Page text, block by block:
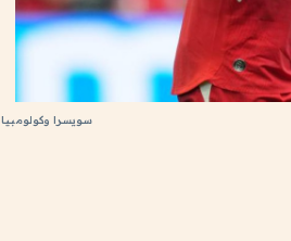
سويسرا وكولومبيا